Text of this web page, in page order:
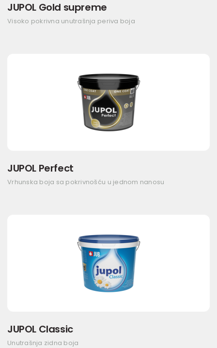
JUPOL Gold supreme
Visoko pokrivna unutrašnja periva boja
JUPOL Perfect
Vrhunska boja sa pokrivnošću u jednom nanosu
JUPOL Classic
Unutrašnja zidna boja